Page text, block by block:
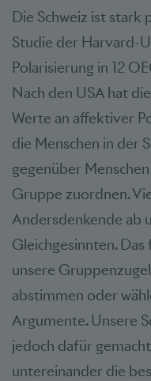
Die Schweiz ist stark
Studie der Harvard-
Polarisierung in 12
Nach den USA hat
Werte an affektiver
die Menschen in der
gegenüber
Gruppe zuordnen.
Andersdenkende ab
Gleichgesinnten.
unsere
abstimmen oder
Argumente. Unsere
jedoch dafür
untereinander die